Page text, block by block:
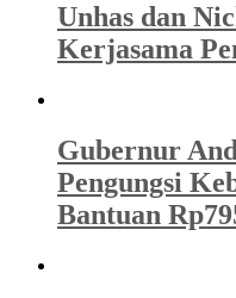
Unhas dan
Kerjasama
Gubernur
Pengungsi
Bantuan